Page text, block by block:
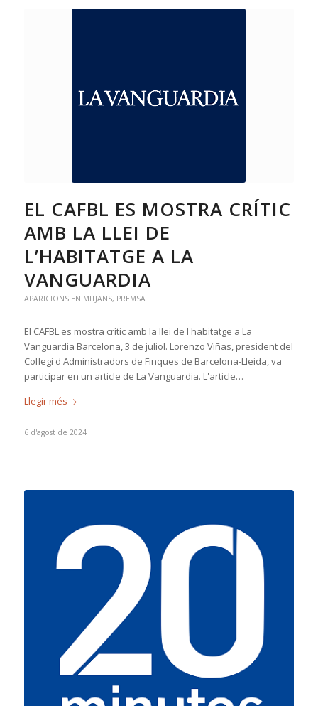
EL CAFBL ES MOSTRA CRÍTIC
AMB LA LLEI DE
L’HABITATGE A LA
VANGUARDIA
APARICIONS EN MITJANS, PREMSA
El CAFBL es mostra crític amb la llei de l'habitatge a La
Vanguardia Barcelona, 3 de juliol. Lorenzo Viñas, president del
Col·legi d'Administradors de Finques de Barcelona-Lleida, va
participar en un article de La Vanguardia. L'article…
Llegir més
6 d'agost de 2024